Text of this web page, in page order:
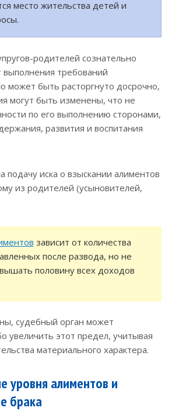
место жительства детей и
родителей сознательно
выполнения требований
может быть расторгнуто досрочно,
могут быть изменены, что не
по его выполнению сторонами,
развития и воспитания
подачу иска о взыскании алиментов
из родителей (усыновителей,
зависит от количества
после развода, но не
половину всех доходов
судебный орган может
увеличить этот предел, учитывая
материального характера.
уровня алиментов и
брака